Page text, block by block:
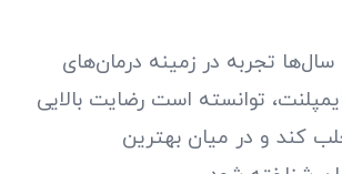
تجربه در زمینه درمان‌های
توانسته است رضایت بالایی
کند و در میان بهترین